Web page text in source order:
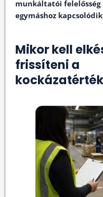
munkáltatói felelősség
egymáshoz
Mikor kell
frissíteni a